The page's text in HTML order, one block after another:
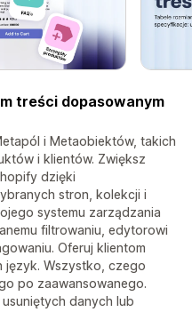
treści dopasowanym
i Metaobiektów, takich
i klientów. Zwiększ
dzięki
stron, kolekcji i
systemu zarządzania
filtrowaniu, edytorowi
Oferuj klientom
język. Wszystko, czego
po zaawansowanego.
danych lub